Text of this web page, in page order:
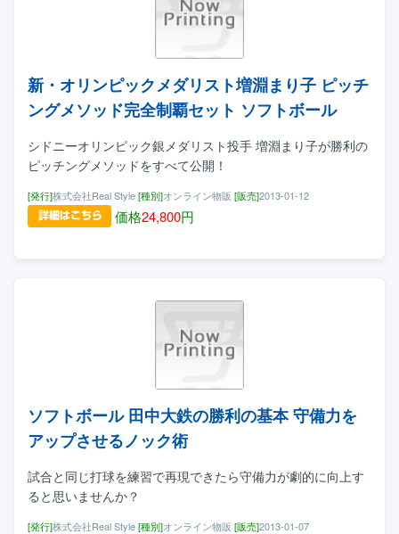
新・オリンピックメダリスト増淵まり子 ピッチ
ングメソッド完全制覇セット ソフトボール
シドニーオリンピック銀メダリスト投手 増淵まり子が勝利の
ピッチングメソッドをすべて公開！
[発行]株式会社Real Style[種別]オンライン物販 [販売]2013-01-12
価格24,800円
ソフトボール 田中大鉄の勝利の基本 守備力を
アップさせるノック術
試合と同じ打球を練習で再現できたら守備力が劇的に向上す
ると思いませんか？
[発行]株式会社Real Style[種別]オンライン物販 [販売]2013-01-07